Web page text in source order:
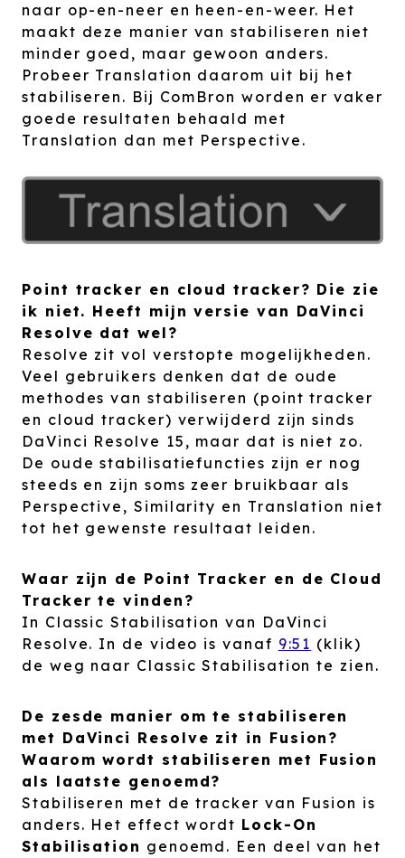
naar op-en-neer en heen-en-weer. Het
maakt deze manier van stabiliseren niet
minder goed, maar gewoon anders.
Probeer Translation daarom uit bij het
stabiliseren. Bij ComBron worden er vaker
goede resultaten behaald met
Translation dan met Perspective.
Point tracker en cloud tracker? Die zie
ik niet. Heeft mijn versie van DaVinci
Resolve dat wel?
Resolve zit vol verstopte mogelijkheden.
Veel gebruikers denken dat de oude
methodes van stabiliseren (point tracker
en cloud tracker) verwijderd zijn sinds
DaVinci Resolve 15, maar dat is niet zo.
De oude stabilisatiefuncties zijn er nog
steeds en zijn soms zeer bruikbaar als
Perspective, Similarity en Translation niet
tot het gewenste resultaat leiden.
Waar zijn de Point Tracker en de Cloud
Tracker te vinden?
In Classic Stabilisation van DaVinci
Resolve. In de video is vanaf 9:51 (klik)
de weg naar Classic Stabilisation te zien.
De zesde manier om te stabiliseren
met DaVinci Resolve zit in Fusion?
Waarom wordt stabiliseren met Fusion
als laatste genoemd?
Stabiliseren met de tracker van Fusion is
anders. Het effect wordt Lock-On
Stabilisation genoemd. Een deel van het